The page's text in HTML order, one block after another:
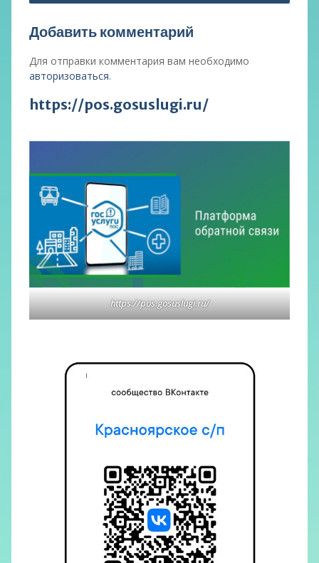
Добавить комментарий
Для отправки комментария вам необходимо
авторизоваться.
https://pos.gosuslugi.ru/
https://pos.gosuslugi.ru/